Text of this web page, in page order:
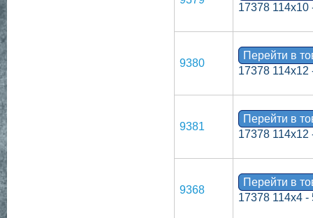
17378 114х10
9380
Перейти в
17378 114х12
9381
Перейти в
17378 114х12
9368
Перейти в
17378 114х4 -